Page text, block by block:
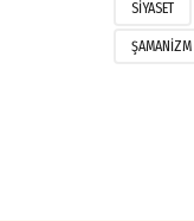
SIYASET
ŞAMANIZM